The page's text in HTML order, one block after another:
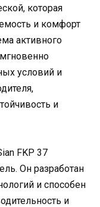
которая
и комфорт
активного
условий и
и
FKP 37
Он разработан
и способен
и